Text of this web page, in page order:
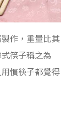
作，重量比其
筷子稱之為
用慣筷子都覺得